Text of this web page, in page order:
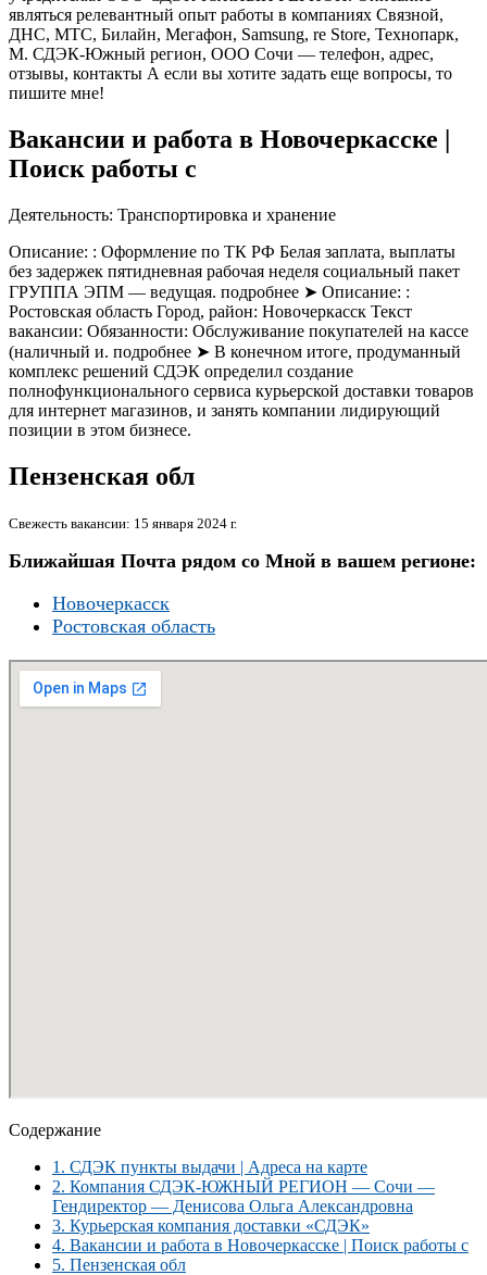
являться релевантный опыт работы в компаниях Связной,
ДНС, МТС, Билайн, Мегафон, Samsung, re Store, Технопарк,
М. СДЭК-Южный регион, ООО Сочи — телефон, адрес,
отзывы, контакты А если вы хотите задать еще вопросы, то
пишите мне!
Вакансии и работа в Новочеркасске |
Поиск работы с
Деятельность: Транспортировка и хранение
Описание: : Оформление по ТК РФ Белая заплата, выплаты
без задержек пятидневная рабочая неделя социальный пакет
ГРУППА ЭПМ — ведущая. подробнее ➤ Описание: :
Ростовская область Город, район: Новочеркасск Текст
вакансии: Обязанности: Обслуживание покупателей на кассе
(наличный и. подробнее ➤ В конечном итоге, продуманный
комплекс решений СДЭК определил создание
полнофункционального сервиса курьерской доставки товаров
для интернет магазинов, и занять компании лидирующий
позиции в этом бизнесе.
Пензенская обл
Свежесть вакансии: 15 января 2024 г.
Ближайшая Почта рядом со Мной в вашем регионе:
Новочеркасск
Ростовская область
Содержание
1. СДЭК пункты выдачи | Адреса на карте
2. Компания СДЭК-ЮЖНЫЙ РЕГИОН — Сочи —
Гендиректор — Денисова Ольга Александровна
3. Курьерская компания доставки «СДЭК»
4. Вакансии и работа в Новочеркасске | Поиск работы с
5. Пензенская обл